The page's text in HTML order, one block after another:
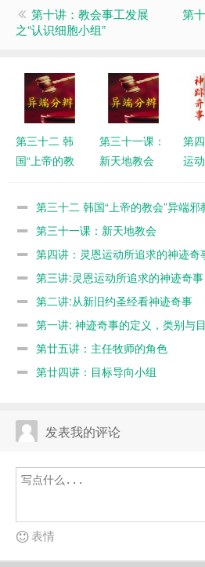
第十讲：教会事工发展
之“认识细胞小组”
第
第三十二 韩
国“上帝的教
的洗脑过程
第三十一课：
新天地教会
第
运
（
第三十二 韩国“上帝的教会”异端邪
第三十一课：新天地教会
第四讲：灵恩运动所追求的神迹奇
第三讲:灵恩运动所追求的神迹奇事
第二讲:从新旧约圣经看神迹奇事
第一讲: 神迹奇事的定义，类别与
第廿五讲：主任牧师的角色
第廿四讲：目标导向小组
发表我的评论
表情